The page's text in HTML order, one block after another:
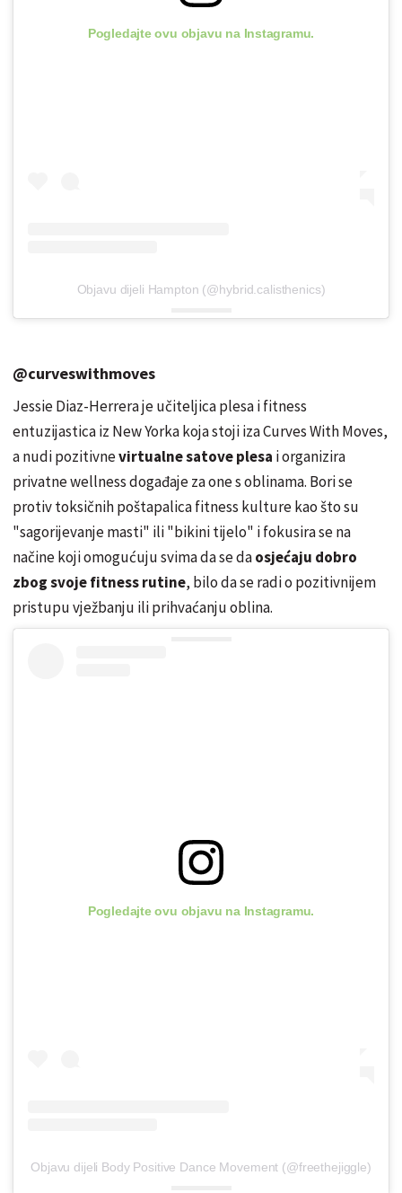
Pogledajte ovu objavu na Instagramu.
Objavu dijeli Hampton (@hybrid.calisthenics)
@curveswithmoves
Jessie Diaz-Herrera je učiteljica plesa i fitness
entuzijastica iz New Yorka koja stoji iza Curves With Moves,
a nudi pozitivnevirtualne satove plesa i organizira
privatne wellness događaje za one s oblinama. Bori se
protiv toksičnih poštapalica fitness kulture kao što su
"sagorijevanje masti" ili "bikini tijelo" i fokusira se na
načine koji omogućuju svima da se daosjećaju dobro
zbog svoje fitness rutine, bilo da se radi o pozitivnijem
pristupu vježbanju ili prihvaćanju oblina.
Pogledajte ovu objavu na Instagramu.
Objavu dijeli Body Positive Dance Movement (@freethejiggle)